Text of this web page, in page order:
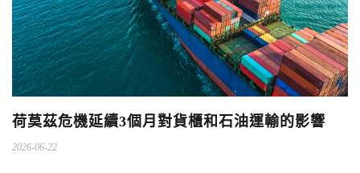
荷莫茲危機延續3個月對貨櫃和石油運輸的影響
2026-06-22